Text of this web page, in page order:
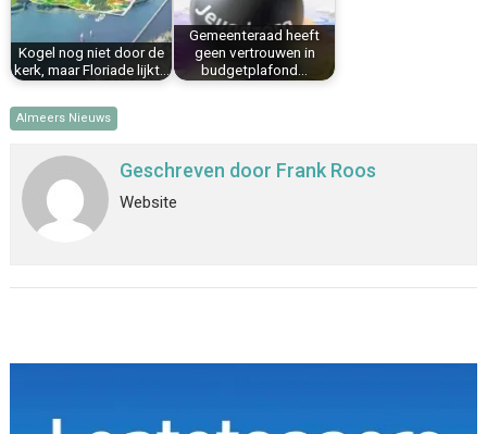
Kogel nog niet door de
kerk, maar Floriade lijkt…
Gemeenteraad heeft
geen vertrouwen in
budgetplafond…
Almeers Nieuws
Geschreven door Frank Roos
Website